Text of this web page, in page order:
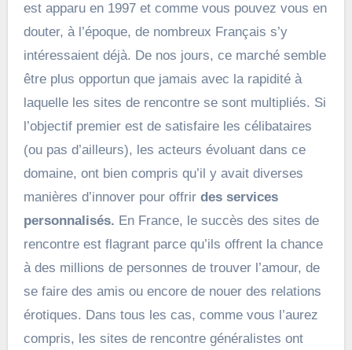
est apparu en 1997 et comme vous pouvez vous en
douter, à l’époque, de nombreux Français s’y
intéressaient déjà. De nos jours, ce marché semble
être plus opportun que jamais avec la rapidité à
laquelle les sites de rencontre se sont multipliés. Si
l’objectif premier est de satisfaire les célibataires
(ou pas d’ailleurs), les acteurs évoluant dans ce
domaine, ont bien compris qu’il y avait diverses
manières d’innover pour offrir des services
personnalisés. En France, le succès des sites de
rencontre est flagrant parce qu’ils offrent la chance
à des millions de personnes de trouver l’amour, de
se faire des amis ou encore de nouer des relations
érotiques. Dans tous les cas, comme vous l’aurez
compris, les sites de rencontre généralistes ont